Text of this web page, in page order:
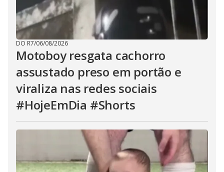
DO R7/06/08/2026
Motoboy resgata cachorro
assustado preso em portão e
viraliza nas redes sociais
#HojeEmDia #Shorts